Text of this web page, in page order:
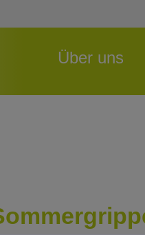
Navigation
überspringen
Über uns